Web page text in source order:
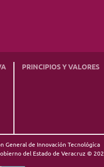
PRINCIPIOS Y VALORES
General de Innovación Tecnológica
del Estado de Veracruz ©